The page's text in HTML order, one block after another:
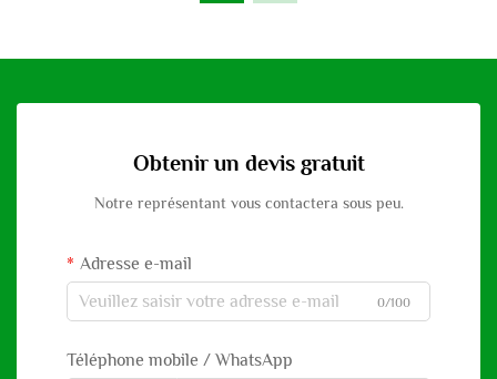
Obtenir un devis gratuit
Notre représentant vous contactera sous peu.
Adresse e-mail
0/100
Téléphone mobile / WhatsApp